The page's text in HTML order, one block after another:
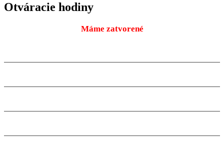
Otváracie hodiny
Máme zatvorené